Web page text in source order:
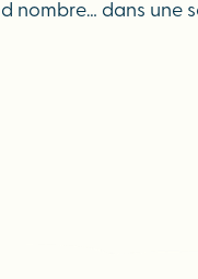
nombre… dans une